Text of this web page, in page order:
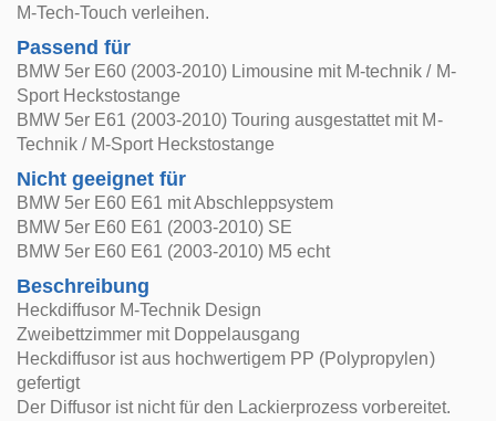
M-Tech-Touch verleihen.
Passend für
BMW 5er E60 (2003-2010) Limousine mit M-technik / M-
Sport Heckstostange
BMW 5er E61 (2003-2010) Touring ausgestattet mit M-
Technik / M-Sport Heckstostange
Nicht geeignet für
BMW 5er E60 E61 mit Abschleppsystem
BMW 5er E60 E61 (2003-2010) SE
BMW 5er E60 E61 (2003-2010) M5 echt
Beschreibung
Heckdiffusor M-Technik Design
Zweibettzimmer mit Doppelausgang
Heckdiffusor ist aus hochwertigem PP (Polypropylen)
gefertigt
Der Diffusor ist nicht für den Lackierprozess vorbereitet.